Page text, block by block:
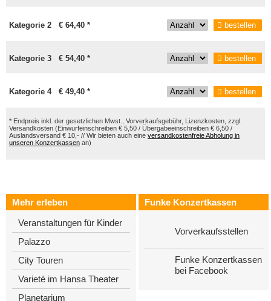
Kategorie 2 € 64,40 * bestellen
Kategorie 3 € 54,40 * bestellen
Kategorie 4 € 49,40 * bestellen
* Endpreis inkl. der gesetzlichen Mwst., Vorverkaufsgebühr, Lizenzkosten, zzgl.
Versandkosten (Einwurfeinschreiben € 5,50 / Übergabeeinschreiben € 6,50 /
Auslandsversand € 10,- // Wir bieten auch eine versandkostenfreie Abholung in
unseren Konzertkassen an)
Mehr erleben
Veranstaltungen für Kinder
Palazzo
City Touren
Varieté im Hansa Theater
Planetarium
Funke Konzertkassen
Vorverkaufsstellen
Funke Konzertkassen
bei Facebook